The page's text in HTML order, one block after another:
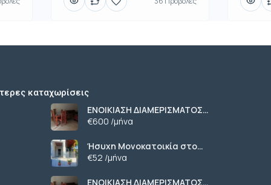
καταχωρίσεις
ΕΝΟΙΚΙΑΣΗ ΔΙΑΜΕΡΙΣΜΑΤΟΣ
ΧΑΡΙΛΑΟΥ ΘΕΣΣΑΛΟΝΙΚΗ
€600 /μήνα
Ήσυχη Μονοκατοικία στο
Γυμνό Ευβοίας | Κοντά σε
Θάλασσα & Βουνό
€52 /μήνα
ΕΝΟΙΚΙΑΣΗ ΔΙΑΜΕΡΙΣΜΑΤΟΣ